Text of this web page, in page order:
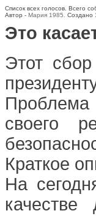
Список всех голосов. Всего
Автор - Мария 1985. Создано
Это
Этот
своего
Краткое
На